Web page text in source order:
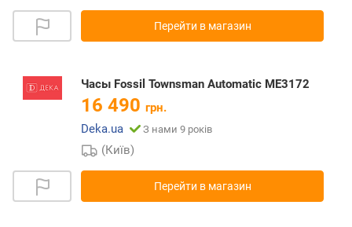
Перейти в магазин
Часы Fossil Townsman Automatic ME3172
16 490 грн.
Deka.ua
З нами 9 років
(Київ)
Перейти в магазин